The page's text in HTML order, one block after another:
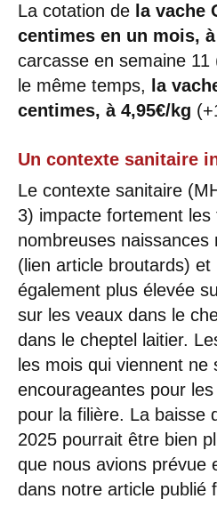
La cotation de la vache
centimes en un mois,
carcasse en semaine
le même temps,
la
centimes, à 4,95€/kg
Un contexte sanitaire
Le contexte sanitaire
3) impacte fortement les
nombreuses naissances
(lien article broutards)
également plus élevée
sur les veaux dans le
dans le cheptel laitier.
les mois qui viennent ne
encourageantes pour
pour la filière. La baisse
2025 pourrait être bien
que nous avions prévue
dans notre article publié